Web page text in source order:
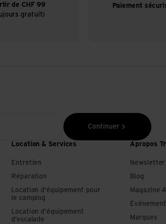
de CHF 99
gratuit)
Paiement
Continuer
Location & Services
Entretien
Réparation
Location d'équipement pour
le camping
Location d’équipement
d’escalade
Apropos
Newsletter
Blog
Magazine
Marques